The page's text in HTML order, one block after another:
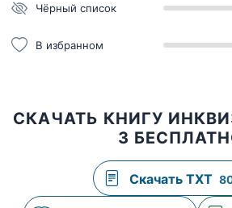
Чёрный список
В избранном
СКАЧАТЬ КНИГУ
3
Скачать TXT